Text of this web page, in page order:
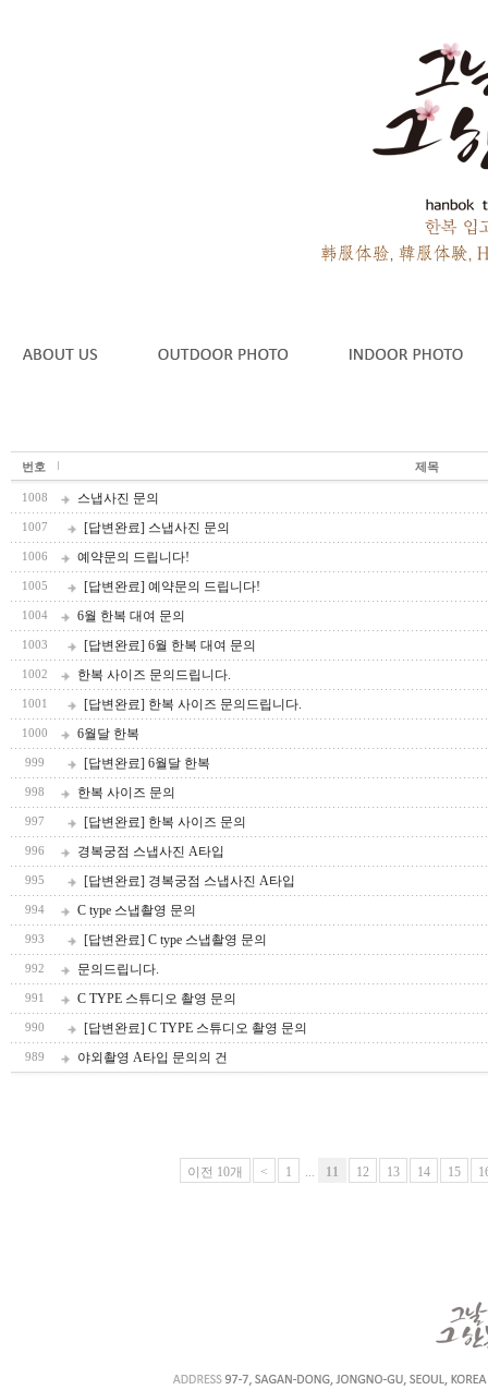
번호 제목
1008 스냅사진 문의
1007 [답변완료] 스냅사진 문의
1006 예약문의 드립니다!
1005 [답변완료] 예약문의 드립니다!
1004 6월 한복 대여 문의
1003 [답변완료] 6월 한복 대여 문의
1002 한복 사이즈 문의드립니다.
1001 [답변완료] 한복 사이즈 문의드립니다.
1000 6월달 한복
999 [답변완료] 6월달 한복
998 한복 사이즈 문의
997 [답변완료] 한복 사이즈 문의
996 경복궁점 스냅사진 A타입
995 [답변완료] 경복궁점 스냅사진 A타입
994 C type 스냅촬영 문의
993 [답변완료] C type 스냅촬영 문의
992 문의드립니다.
991 C TYPE 스튜디오 촬영 문의
990 [답변완료] C TYPE 스튜디오 촬영 문의
989 야외촬영 A타입 문의의 건
이전 10개 < 1 ... 11 12 13 14 15